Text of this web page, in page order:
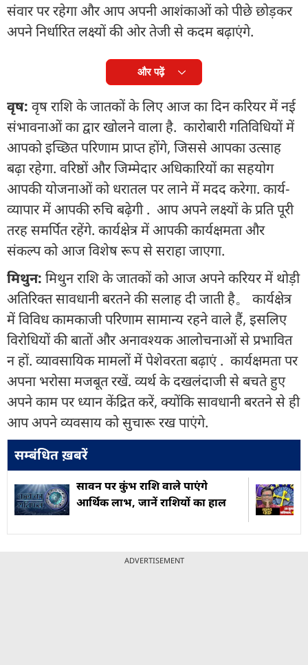
संवार पर रहेगा और आप अपनी आशंकाओं को पीछे छोड़कर
अपने निर्धारित लक्ष्यों की ओर तेजी से कदम बढ़ाएंगे.
और पढ़ें
वृष: वृष राशि के जातकों के लिए आज का दिन करियर में नई
संभावनाओं का द्वार खोलने वाला है. कारोबारी गतिविधियों में
आपको इच्छित परिणाम प्राप्त होंगे, जिससे आपका उत्साह
बढ़ा रहेगा. वरिष्ठों और जिम्मेदार अधिकारियों का सहयोग
आपकी योजनाओं को धरातल पर लाने में मदद करेगा. कार्य-
व्यापार में आपकी रुचि बढ़ेगी . आप अपने लक्ष्यों के प्रति पूरी
तरह समर्पित रहेंगे. कार्यक्षेत्र में आपकी कार्यक्षमता और
संकल्प को आज विशेष रूप से सराहा जाएगा.
मिथुन: मिथुन राशि के जातकों को आज अपने करियर में थोड़ी
अतिरिक्त सावधानी बरतने की सलाह दी जाती है。 कार्यक्षेत्र
में विविध कामकाजी परिणाम सामान्य रहने वाले हैं, इसलिए
विरोधियों की बातों और अनावश्यक आलोचनाओं से प्रभावित
न हों. व्यावसायिक मामलों में पेशेवरता बढ़ाएं . कार्यक्षमता पर
अपना भरोसा मजबूत रखें. व्यर्थ के दखलंदाजी से बचते हुए
अपने काम पर ध्यान केंद्रित करें, क्योंकि सावधानी बरतने से ही
आप अपने व्यवसाय को सुचारू रख पाएंगे.
सम्बंधित ख़बरें
सावन पर कुंभ राशि वाले पाएंगे
आर्थिक लाभ, जानें राशियों का हाल
ADVERTISEMENT